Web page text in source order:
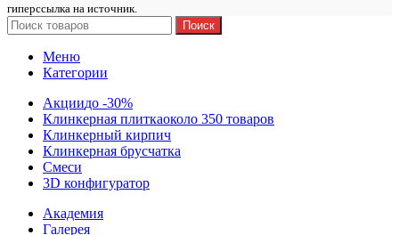
гиперссылка на источник.
Поиск
Меню
Категории
Акциидо -30%
Клинкерная плиткаоколо 350 товаров
Клинкерный кирпич
Клинкерная брусчатка
Смеси
3D конфигуратор
Академия
Галерея